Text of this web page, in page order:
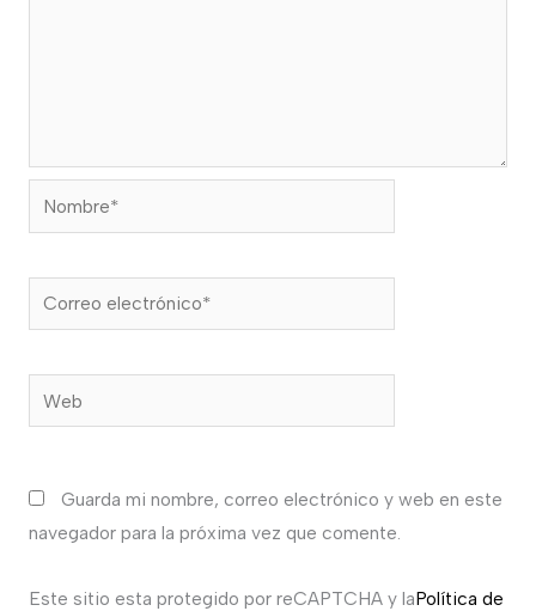
Nombre*
Correo
electrónico*
Web
Guarda mi nombre, correo electrónico y web en este
navegador para la próxima vez que comente.
Este sitio esta protegido por reCAPTCHA y laPolítica de